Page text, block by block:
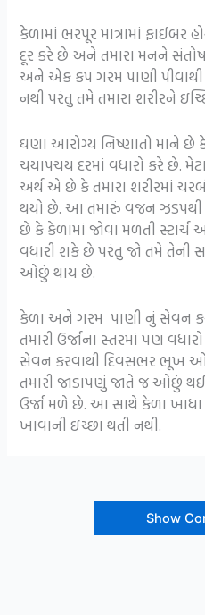
કેળામાં ભરપૂર માત્રામાં ફાઈબર
દૂર કરે છે અને તમારા મનને
અને એક કપ ગરમ પાણી
નથી પરંતુ તમે તમારા શરીરને
ઘણા આરોગ્ય નિષ્ણાતો માને છે
ચયાપચય દરમાં વધારો કરે છે.
અર્થ એ છે કે તમારા શરીરમાં
થયો છે. આ તમારું વજન
છે કે કેળામાં જોવા મળતી સ્ટાર્ચ
વધારી શકે છે પરંતુ જો તમે તેની
ઓછું થાય છે.
કેળા અને ગરમ પાણી નું સેવન
તમારી ઉર્જાના સ્તરમાં પણ
સેવન કરવાથી દિવસભર ભૂખ
તમારી જાડાપણું જાતે જ ઓછું થઈ
ઉર્જા મળે છે. આ સાથે કેળા
ખાવાની ઇચ્છા થતી નથી.
Show